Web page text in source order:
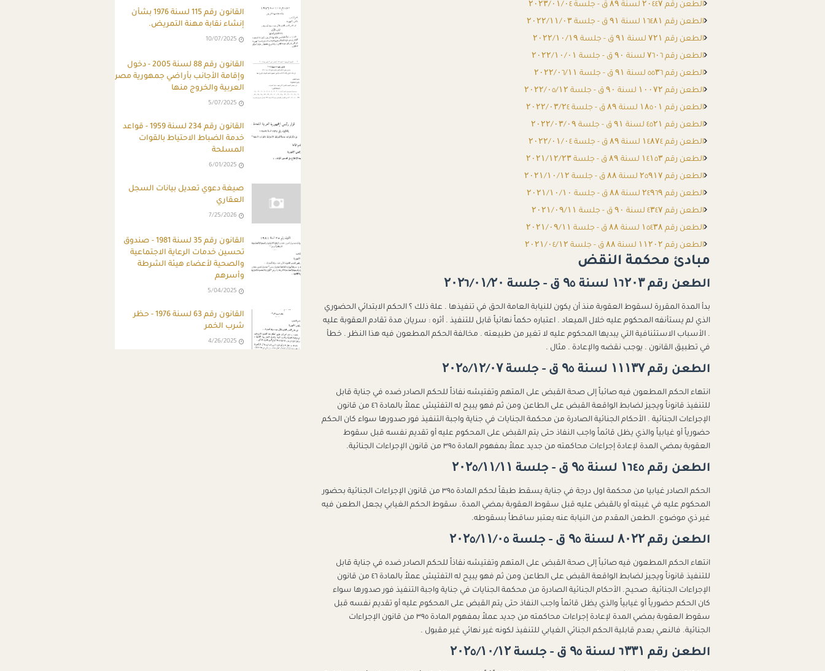
الطعن رقم ۲۰٤٤۷ لسنة ۸۹ ق - جلسة ۲۰۲۳/۰۱/۰٤
الطعن رقم ۱٦٤۸۱ لسنة ۹۱ ق - جلسة ۲۰۲۲/۱۱/۰۳
الطعن رقم ۷۲۱ لسنة ۹۱ ق - جلسة ۲۰۲۲/۱۰/۱۹
الطعن رقم ۷٦۰٦ لسنة ۹۰ ق - جلسة ۲۰۲۲/۱۰/۰۱
الطعن رقم ٥٥۳٦ لسنة ۹۱ ق - جلسة ۲۰۲۲/۰٦/۱۱
الطعن رقم ۱۰۰۷۲ لسنة ۹۰ ق - جلسة ۲۰۲۲/۰٥/۱۲
الطعن رقم ۱۸٥۰۱ لسنة ۸۹ ق - جلسة ۲۰۲۲/۰۳/۲٤
الطعن رقم ٤٥۲۱ لسنة ۹۱ ق - جلسة ۲۰۲۲/۰۳/۰۹
الطعن رقم ۱٤۸۷٤ لسنة ۸۹ ق - جلسة ۲۰۲۲/۰۱/۰٤
الطعن رقم ۱٤۱٥۳ لسنة ۸۹ ق - جلسة ۲۰۲۱/۱۲/۲۳
الطعن رقم ۲٥۹۱۷ لسنة ۸۸ ق - جلسة ۲۰۲۱/۱۰/۱۲
الطعن رقم ۲٤۹٦۹ لسنة ۸۸ ق - جلسة ۲۰۲۱/۱۰/۱۰
الطعن رقم ٤۳٤۷ لسنة ۹۰ ق - جلسة ۲۰۲۱/۰۹/۱۱
الطعن رقم ۱٥٤۳۸ لسنة ۸۸ ق - جلسة ۲۰۲۱/۰۹/۱۱
الطعن رقم ۱۱۲۰۲ لسنة ۸۸ ق - جلسة ۲۰۲۱/۰٤/۱۲
مبادئ محكمة النقض
الطعن رقم ۱٦۲۰۳ لسنة ۹٥ ق - جلسة ۲۰۲٦/۰۱/۲۰
بدأ المدة المقررة لسقوط العقوبة منذ أن يكون للنيابة العامة الحق في تنفيذها . علة ذلك ؟ الحكم الابتدائي الحضوري
الذي لم يستأنفه المحكوم عليه خلال الميعاد . اعتباره حكماً نهائياً قابل للتنفيذ . أثره : سريان مدة تقادم العقوبة عليه
. الأسباب الاستئنافية التي يبديها المحكوم عليه لا تغير من طبيعته . مخالفة الحكم المطعون فيه هذا النظر . خطأ
في تطبيق القانون . يوجب نقضه والإعادة . مثال .
الطعن رقم ۱۱۱۳۷ لسنة ۹٥ ق - جلسة ۲۰۲٥/۱۲/۰۷
انتهاء الحكم المطعون فيه صائباً إلى صحة القبض على المتهم وتفتيشه نفاذاً للحكم الصادر ضده في جناية قابل
للتنفيذ قانوناً ويجيز لضابط الواقعة القبض على الطاعن ومن ثم فهو يبيح له التفتيش عملاً بالمادة ٤٦ من قانون
الإجراءات الجنائية . الأحكام الجنائية الصادرة من محكمة الجنايات في جناية واجبة التنفيذ فور صدورها سواء كان الحكم
حضورياً أو غيابياً والذي يظل قائماً واجب النفاذ حتى يتم القبض على المحكوم عليه أو تقديم نفسه قبل سقوط
العقوبة بمضي المدة لإعادة إجراءات محاكمته من جديد عملاً بمفهوم المادة ٣٩٥ من قانون الإجراءات الجنائية.
الطعن رقم ۱٦٤٥ لسنة ۹٥ ق - جلسة ۲۰۲٥/۱۱/۱۱
الحكم الصادر غيابيا من محكمة اول درجة في جناية يسقط طبقاً لحكم المادة ٣٩٥ من قانون الإجراءات الجنائية بحضور
المحكوم عليه في غيبته أو بالقبض عليه قبل سقوط العقوبة بمضي المدة. سقوط الحكم الغيابي يجعل الطعن فيه
غير ذي موضوع. الطعن المقدم من النيابة عنه يعتبر ساقطاً بسقوطه.
الطعن رقم ۸۰۲۲ لسنة ۹٥ ق - جلسة ۲۰۲٥/۱۱/۰٥
انتهاء الحكم المطعون فيه صائباً إلى صحة القبض على المتهم وتفتيشه نفاذاً للحكم الصادر ضده في جناية قابل
للتنفيذ قانوناً ويجيز لضابط الواقعة القبض على الطاعن ومن ثم فهو يبيح له التفتيش عملاً بالمادة ٤٦ من قانون
الإجراءات الجنائية. صحيح. الأحكام الجنائية الصادرة من محكمة الجنايات في جناية واجبة التنفيذ فور صدورها سواء
كان الحكم حضورياً أو غيابياً والذي يظل قائماً واجب النفاذ حتى يتم القبض على المحكوم عليه أو تقديم نفسه قبل
سقوط العقوبة بمضي المدة لإعادة إجراءات محاكمته من جديد عملاً بمفهوم المادة ٣٩٥ من قانون الإجراءات
الجنائية. فالنعي بعدم قابلية الحكم الجنائي الغيابي للتنفيذ لكونه غير نهائي غير مقبول .
الطعن رقم ٦۳۳۱ لسنة ۹٥ ق - جلسة ۲۰۲٥/۱۰/۱۲
القانون رقم 115 لسنة 1976 بشأن
إنشاء نقابة مهنة التمريض.
10/07/2025
القانون رقم 88 لسنة 2005 - دخول
وإقامة الأجانب بأراضي جمهورية مصر
العربية والخروج منها
5/07/2025
القانون رقم 234 لسنة 1959 - قواعد
خدمة الضباط الاحتياط بالقوات
المسلحة
6/01/2025
صيغة دعوي تعديل بيانات السجل
العقاري
7/25/2026
القانون رقم 35 لسنة 1981 - صندوق
تحسين خدمات الرعاية الاجتماعية
والصحية لأعضاء هيئة الشرطة
وأسرهم
5/04/2025
القانون رقم 63 لسنة 1976 - حظر
شرب الخمر
4/26/2025